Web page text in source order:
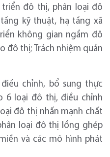
đô thị, phân loại đô
kỹ thuật, hạ tầng xã
không gian ngầm đô
đô thị; Trách nhiệm quản
chỉnh, bổ sung thực
6 loại đô thị, điều chỉnh
đô thị nhấn mạnh chất
loại đô thị lồng ghép
và các mô hình phát